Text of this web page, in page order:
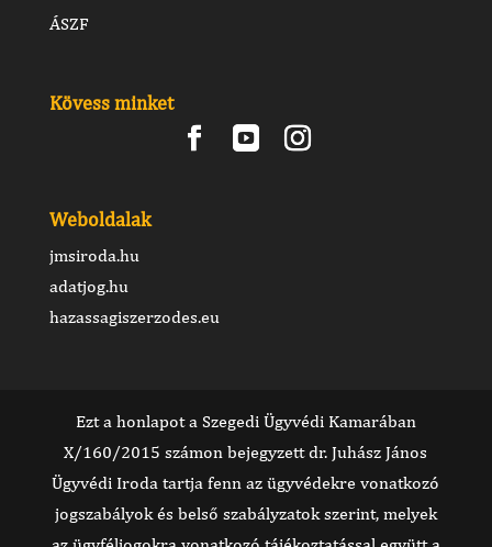
ÁSZF
Kövess minket
Weboldalak
jmsiroda.hu
adatjog.hu
hazassagiszerzodes.eu
Ezt a honlapot a Szegedi Ügyvédi Kamarában
X/160/2015 számon bejegyzett dr. Juhász János
Ügyvédi Iroda tartja fenn az ügyvédekre vonatkozó
jogszabályok és belső szabályzatok szerint, melyek